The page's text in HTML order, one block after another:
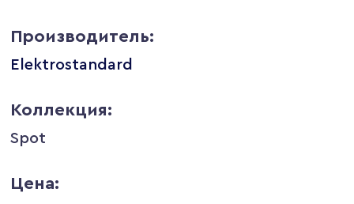
Производитель:
Elektrostandard
Коллекция:
Spot
Цена: